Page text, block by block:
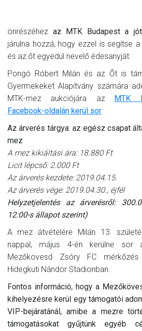
önrészéhez az MTK Budapest a
járulna hozzá, hogy ezzel is segítse
és az őt egyedül nevelő édesanyját.
Pongó Róbert Milán és az Őt is
Gyermekeket Alapítvány számára
MTK-mez aukciójára az MTK
Facebook-oldalán kerül sor.
Az árverés tárgya: az egész csapat
mez
A mez kikiáltási ára: 18.880 Ft
Licit lépcső: 2.000 Ft
Az árverés kezdete: 2019.04.15.
Az árverés vége: 2019.04.30., éjfél
Helyzetjelentés az árverésről:
12:00-s állapot szerint)
A mez átvételére Milán 13.
nappal, május 4-én kerülne sor
Mezőkövesd Zsóry FC
Hidegkuti Nándor Stadionban.
Fontos információ, hogy a
kihelyezésre kerül egy támogatói
VIP-bejáratánál, amibe a mezre
támogatásokat gyűjtünk egyéb